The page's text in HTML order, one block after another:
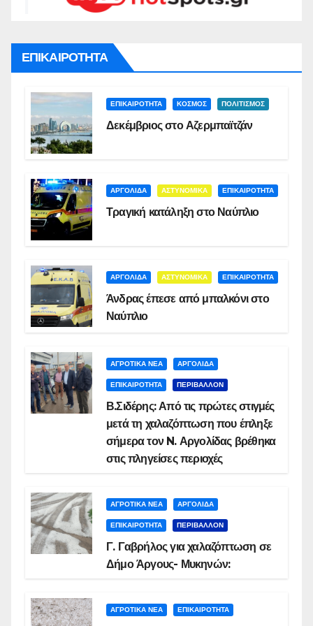
ΕΠΙΚΑΙΡΟΤΗΤΑ
ΕΠΙΚΑΙΡΟΤΗΤΑ ΚΟΣΜΟΣ ΠΟΛΙΤΙΣΜΟΣ
Δεκέμβριος στο Αζερμπαϊτζάν
ΑΡΓΟΛΙΔΑ ΑΣΤΥΝΟΜΙΚΑ ΕΠΙΚΑΙΡΟΤΗΤΑ
Τραγική κατάληξη στο Ναύπλιο
ΑΡΓΟΛΙΔΑ ΑΣΤΥΝΟΜΙΚΑ ΕΠΙΚΑΙΡΟΤΗΤΑ
Άνδρας έπεσε από μπαλκόνι στο
Ναύπλιο
ΑΓΡΟΤΙΚΑ ΝΕΑ ΑΡΓΟΛΙΔΑ
ΕΠΙΚΑΙΡΟΤΗΤΑ ΠΕΡΙΒΑΛΛΟΝ
Β.Σιδέρης: Από τις πρώτες στιγμές
μετά τη χαλαζόπτωση που έπληξε
σήμερα τον N. Αργολίδας βρέθηκα
στις πληγείσες περιοχές
ΑΓΡΟΤΙΚΑ ΝΕΑ ΑΡΓΟΛΙΔΑ
ΕΠΙΚΑΙΡΟΤΗΤΑ ΠΕΡΙΒΑΛΛΟΝ
Γ. Γαβρήλος για χαλαζόπτωση σε
Δήμο Άργους- Μυκηνών:
ΑΓΡΟΤΙΚΑ ΝΕΑ ΕΠΙΚΑΙΡΟΤΗΤΑ